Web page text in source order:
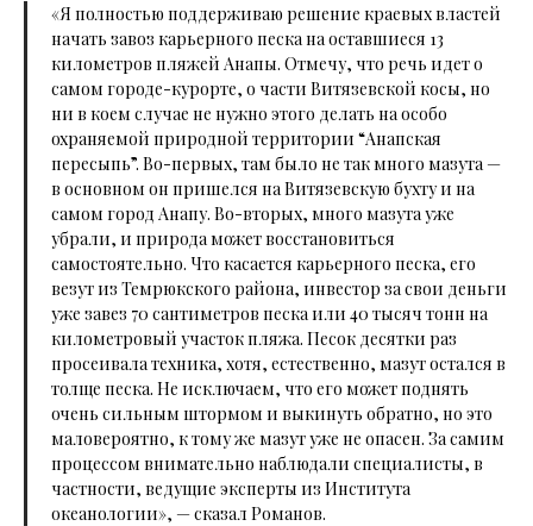
«Я полностью поддерживаю решение краевых властей
начать завоз карьерного песка на оставшиеся 13
километров пляжей Анапы. Отмечу, что речь идет о
самом городе-курорте, о части Витязевской косы, но
ни в коем случае не нужно этого делать на особо
охраняемой природной территории “Анапская
пересыпь”. Во-первых, там было не так много мазута —
в основном он пришелся на Витязевскую бухту и на
самом город Анапу. Во-вторых, много мазута уже
убрали, и природа может восстановиться
самостоятельно. Что касается карьерного песка, его
везут из Темрюкского района, инвестор за свои деньги
уже завез 70 сантиметров песка или 40 тысяч тонн на
километровый участок пляжа. Песок десятки раз
просеивала техника, хотя, естественно, мазут остался в
толще песка. Не исключаем, что его может поднять
очень сильным штормом и выкинуть обратно, но это
маловероятно, к тому же мазут уже не опасен. За самим
процессом внимательно наблюдали специалисты, в
частности, ведущие эксперты из Института
океанологии», — сказал Романов.